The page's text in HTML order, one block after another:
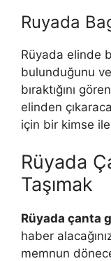
Ruyada
Rüyada elinde
bulunduğunu
bıraktığını
elinden
için bir kimse
Rüyada
Taşımak
Rüyada çanta
haber
memnun